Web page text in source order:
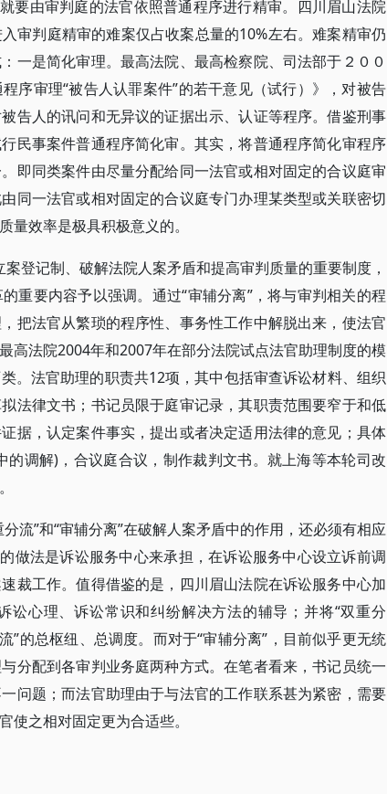
要由审判庭的法官依照普通程序进行精审。四川眉山法院
审判庭精审的难案仅占收案总量的10%左右。难案精审仍
一是简化审理。最高法院、最高检察院、司法部于２００
序审理“被告人认罪案件”的若干意见（试行）》，对被告
告人的讯问和无异议的证据出示、认证等程序。借鉴刑事
民事案件普通程序简化审。其实，将普通程序简化审程序
即同类案件由尽量分配给同一法官或相对固定的合议庭审
同一法官或相对固定的合议庭专门办理某类型或关联密切
量效率是极具积极意义的。
案登记制、破解法院人案矛盾和提高审判质量的重要制度，
重要内容予以强调。通过“审辅分离”，将与审判相关的程
把法官从繁琐的程序性、事务性工作中解脱出来，使法官
高法院2004年和2007年在部分法院试点法官助理制度的模
。法官助理的职责共12项，其中包括审查诉讼材料、组织
法律文书；书记员限于庭审记录，其职责范围要窄于和低
据，认定案件事实，提出或者决定适用法律的意见；具体
调解)，合议庭合议，制作裁判文书。就上海等本轮司改
流”和“审辅分离”在破解人案矛盾中的作用，还必须有相应
做法是诉讼服务中心来承担，在诉讼服务中心设立诉前调
裁工作。值得借鉴的是，四川眉山法院在诉讼服务中心加
讼心理、诉讼常识和纠纷解决方法的辅导；并将“双重分
”的总枢纽、总调度。而对于“审辅分离”，目前似乎更无统
分配到各审判业务庭两种方式。在笔者看来，书记员统一
问题；而法官助理由于与法官的工作联系甚为紧密，需要
使之相对固定更为合适些。